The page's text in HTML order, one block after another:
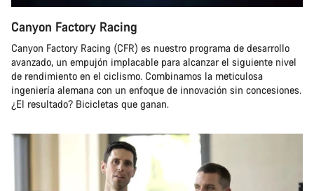
Canyon Factory Racing
Canyon Factory Racing (CFR) es nuestro programa de desarrollo
avanzado, un empujón implacable para alcanzar el siguiente nivel
de rendimiento en el ciclismo. Combinamos la meticulosa
ingeniería alemana con un enfoque de innovación sin concesiones.
¿El resultado? Bicicletas que ganan.